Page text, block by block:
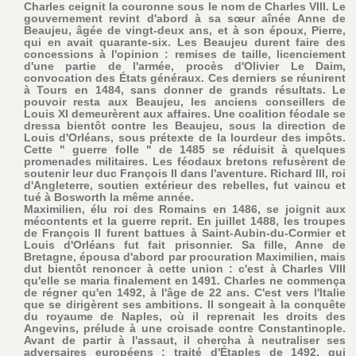
Charles ceignit la couronne sous le nom de Charles VIII. Le
gouvernement revint d'abord à sa sœur aînée Anne de
Beaujeu, âgée de vingt-deux ans, et à son époux, Pierre,
qui en avait quarante-six. Les Beaujeu durent faire des
concessions à l'opinion : remises de taille, licenciement
d'une partie de l'armée, procès d'Olivier Le Daim,
convocation des États généraux. Ces derniers se réunirent
à Tours en 1484, sans donner de grands résultats. Le
pouvoir resta aux Beaujeu, les anciens conseillers de
Louis XI demeurèrent aux affaires. Une coalition féodale se
dressa bientôt contre les Beaujeu, sous la direction de
Louis d'Orléans, sous prétexte de la lourdeur des impôts.
Cette " guerre folle " de 1485 se réduisit à quelques
promenades militaires. Les féodaux bretons refusèrent de
soutenir leur duc François II dans l'aventure. Richard III, roi
d'Angleterre, soutien extérieur des rebelles, fut vaincu et
tué à Bosworth la même année.
Maximilien, élu roi des Romains en 1486, se joignit aux
mécontents et la guerre reprit. En juillet 1488, les troupes
de François II furent battues à Saint-Aubin-du-Cormier et
Louis d'Orléans fut fait prisonnier. Sa fille, Anne de
Bretagne, épousa d'abord par procuration Maximilien, mais
dut bientôt renoncer à cette union : c'est à Charles VIII
qu'elle se maria finalement en 1491. Charles ne commença
de régner qu'en 1492, à l'âge de 22 ans. C'est vers l'Italie
que se dirigèrent ses ambitions. Il songeait à la conquête
du royaume de Naples, où il reprenait les droits des
Angevins, prélude à une croisade contre Constantinople.
Avant de partir à l'assaut, il chercha à neutraliser ses
adversaires européens : traité d'Étaples de 1492, qui